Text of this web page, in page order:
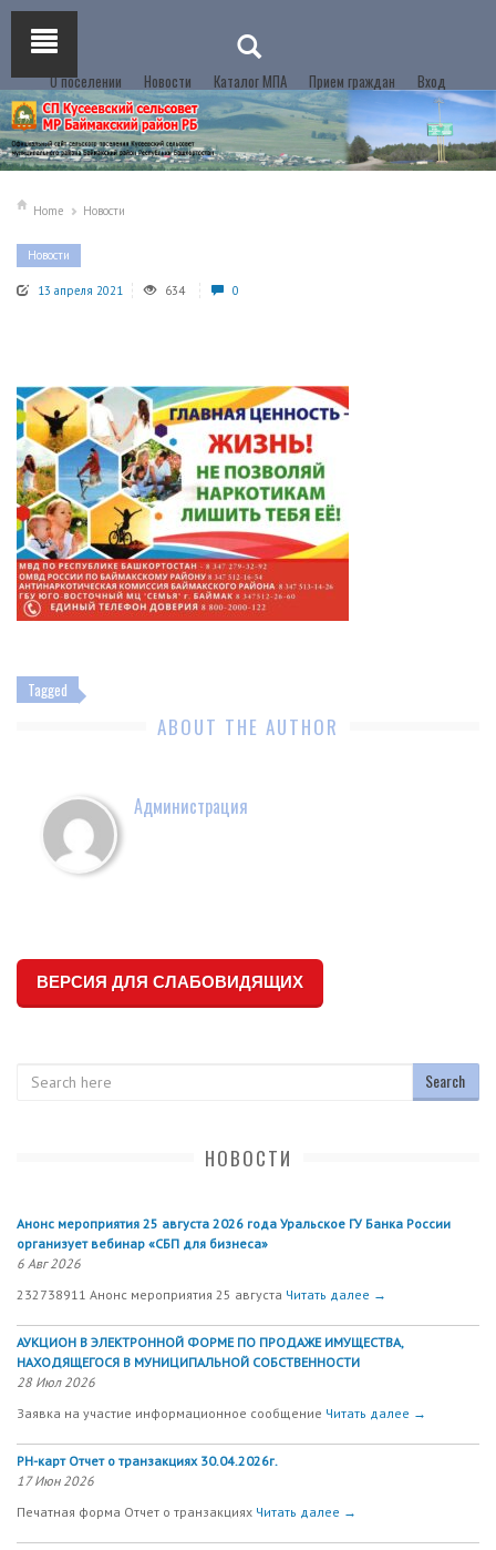
О поселении Новости Каталог МПА Прием граждан Вход
Home Новости
Новости
13 апреля 2021 634 0
Tagged
ABOUT THE AUTHOR
Администрация
ВЕРСИЯ ДЛЯ СЛАБОВИДЯЩИХ
НОВОСТИ
Анонс мероприятия 25 августа 2026 года Уральское ГУ Банка России
организует вебинар «СБП для бизнеса»
6 Авг 2026
232738911 Анонс мероприятия 25 августа Читать далее →
АУКЦИОН В ЭЛЕКТРОННОЙ ФОРМЕ ПО ПРОДАЖЕ ИМУЩЕСТВА,
НАХОДЯЩЕГОСЯ В МУНИЦИПАЛЬНОЙ СОБСТВЕННОСТИ
28 Июл 2026
Заявка на участие информационное сообщение Читать далее →
РН-карт Отчет о транзакциях 30.04.2026г.
17 Июн 2026
Печатная форма Отчет о транзакциях Читать далее →